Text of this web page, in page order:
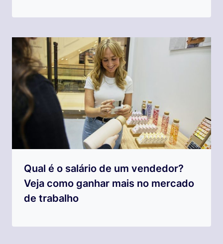
Qual é o salário de um vendedor?
Veja como ganhar mais no mercado
de trabalho